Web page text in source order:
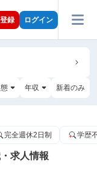
録 ログイン
年収 新着のみ
完全週休2日制 学歴
求人情報